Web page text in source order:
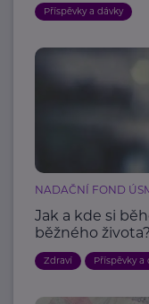
Příspěvky a dávky
NADAČNÍ FOND
Jak a kde si
běžného života?
Zdraví Příspěvky a